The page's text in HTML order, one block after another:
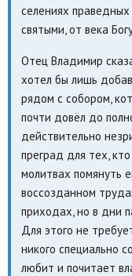
селениях
святыми, от века
Отец Владимир
хотел бы лишь
рядом с собором,
почти довёл до
действительно
преград для тех,
молитвах помянуть
воссозданном
приходах, но в дни
Для этого не
никого специально
любит и почитает